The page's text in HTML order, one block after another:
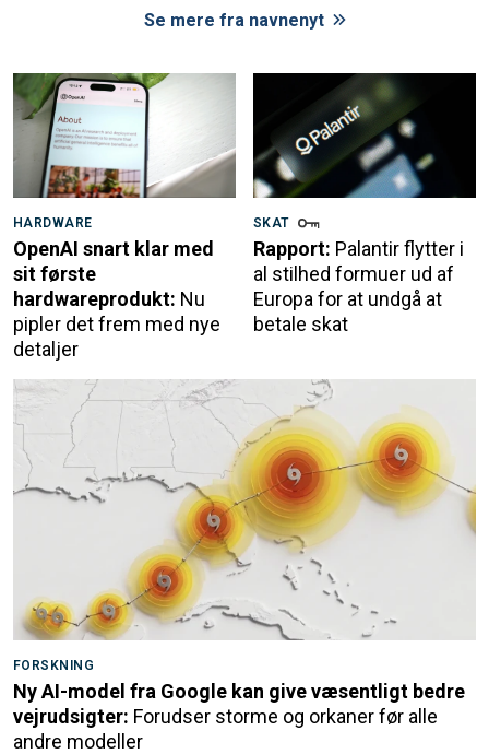
Se mere fra navnenyt
HARDWARE
OpenAI snart klar med
sit første
hardwareprodukt: Nu
pipler det frem med nye
detaljer
SKAT
Rapport: Palantir flytter i
al stilhed formuer ud af
Europa for at undgå at
betale skat
FORSKNING
Ny AI-model fra Google kan give væsentligt bedre
vejrudsigter: Forudser storme og orkaner før alle
andre modeller